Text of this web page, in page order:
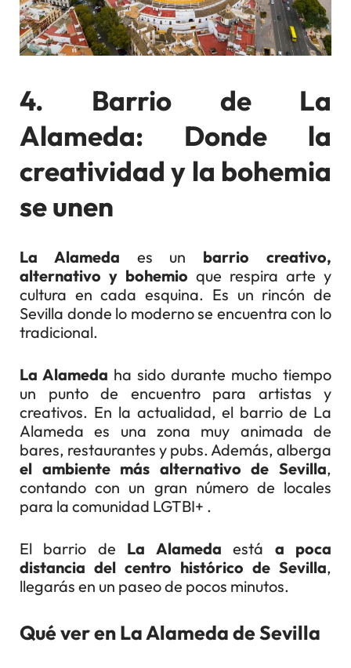
4. Barrio de La
Alameda: Donde la
creatividad y la bohemia
se unen
La Alameda es un barrio creativo,
alternativo y bohemio que respira arte y
cultura en cada esquina. Es un rincón de
Sevilla donde lo moderno se encuentra con lo
tradicional.
La Alameda ha sido durante mucho tiempo
un punto de encuentro para artistas y
creativos. En la actualidad, el barrio de La
Alameda es una zona muy animada de
bares, restaurantes y pubs. Además, alberga
el ambiente más alternativo de Sevilla,
contando con un gran número de locales
para la comunidad LGTBI+ .
El barrio de La Alameda está a poca
distancia del centro histórico de Sevilla,
llegarás en un paseo de pocos minutos.
Qué ver en La Alameda de Sevilla